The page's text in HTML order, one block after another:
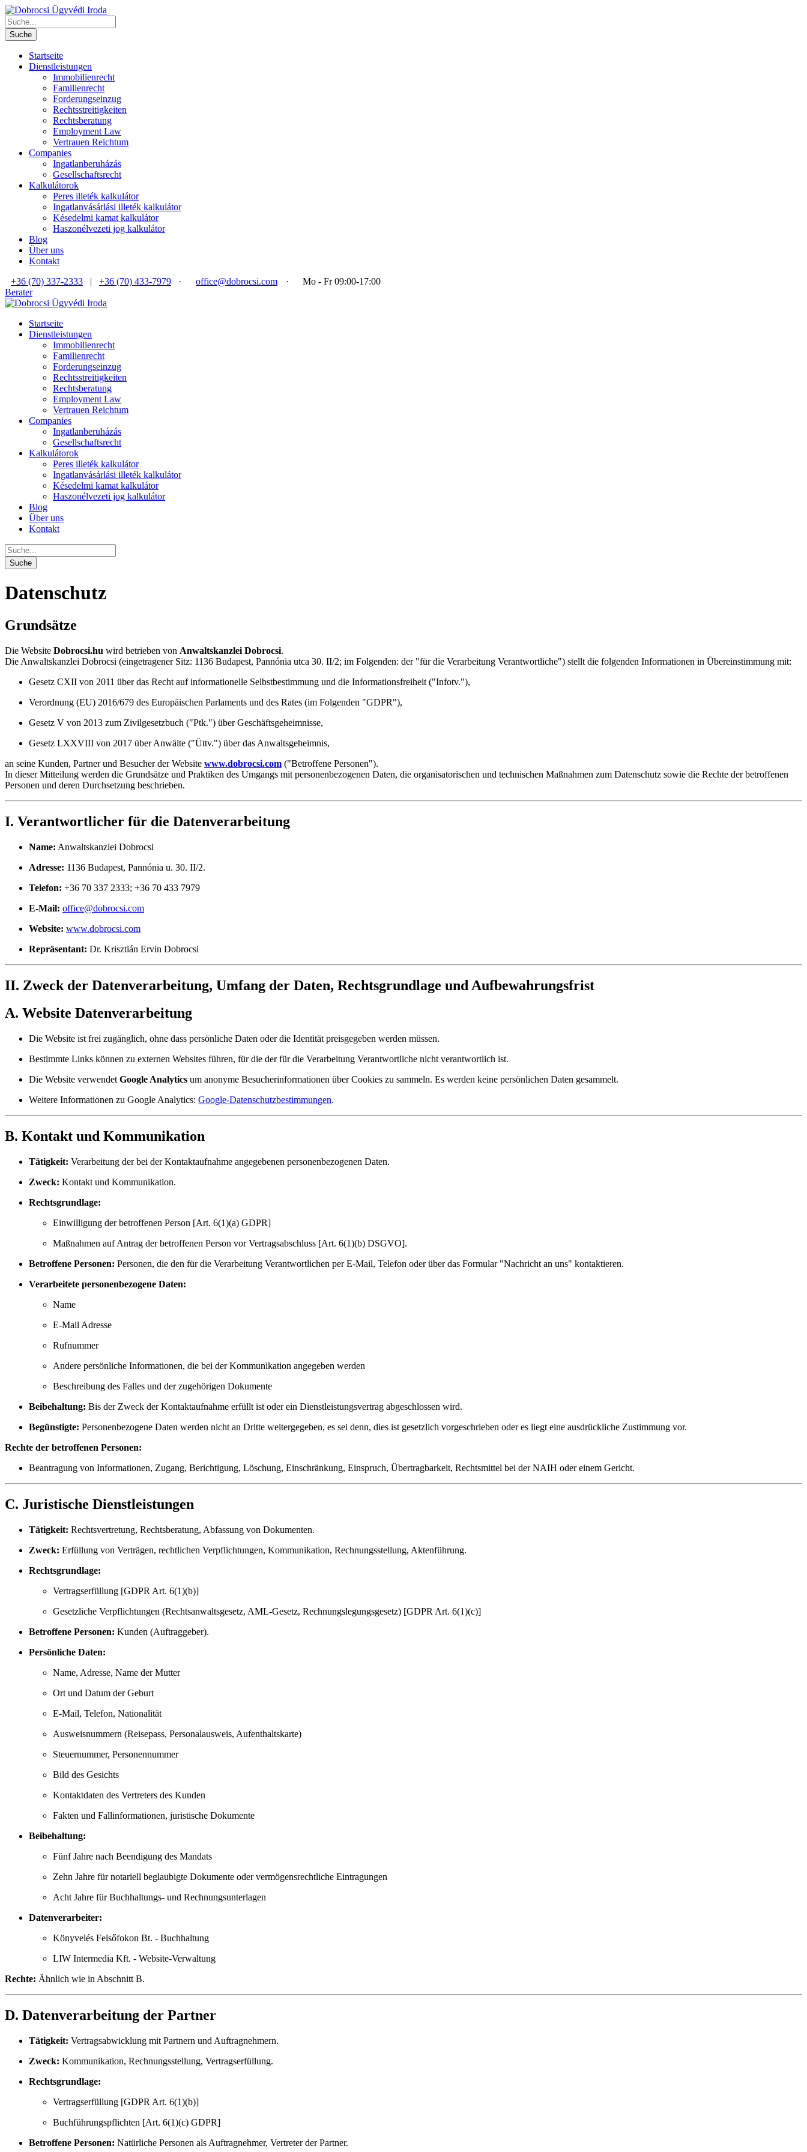
Startseite
Dienstleistungen
Immobilienrecht
Familienrecht
Forderungseinzug
Rechtsstreitigkeiten
Rechtsberatung
Employment Law
Vertrauen Reichtum
Companies
Ingatlanberuházás
Gesellschaftsrecht
Kalkulátorok
Peres illeték kalkulátor
Ingatlanvásárlási illeték kalkulátor
Késedelmi kamat kalkulátor
Haszonélvezeti jog kalkulátor
Blog
Über uns
Kontakt
+36 (70) 337-2333
| +36 (70) 433-7979 · office@dobrocsi.com ·
Mo - Fr 09:00-17:00
Berater
Startseite
Dienstleistungen
Immobilienrecht
Familienrecht
Forderungseinzug
Rechtsstreitigkeiten
Rechtsberatung
Employment Law
Vertrauen Reichtum
Companies
Ingatlanberuházás
Gesellschaftsrecht
Kalkulátorok
Peres illeték kalkulátor
Ingatlanvásárlási illeték kalkulátor
Késedelmi kamat kalkulátor
Haszonélvezeti jog kalkulátor
Blog
Über uns
Kontakt
Datenschutz
Grundsätze
Die Website Dobrocsi.hu wird betrieben von Anwaltskanzlei Dobrocsi.
Die Anwaltskanzlei Dobrocsi (eingetragener Sitz: 1136 Budapest, Pannónia utca 30. II/2; im Folgenden: der "für die Verarbeitung Verantwortliche") stellt die folgenden Informationen in Übereinstimmung mit:
Gesetz CXII von 2011 über das Recht auf informationelle Selbstbestimmung und die Informationsfreiheit ("Infotv."),
Verordnung (EU) 2016/679 des Europäischen Parlaments und des Rates (im Folgenden "GDPR"),
Gesetz V von 2013 zum Zivilgesetzbuch ("Ptk.") über Geschäftsgeheimnisse,
Gesetz LXXVIII von 2017 über Anwälte ("Üttv.") über das Anwaltsgeheimnis,
an seine Kunden, Partner und Besucher der Website www.dobrocsi.com ("Betroffene Personen").
In dieser Mitteilung werden die Grundsätze und Praktiken des Umgangs mit personenbezogenen Daten, die organisatorischen und technischen Maßnahmen zum Datenschutz sowie die Rechte der betroffenen
Personen und deren Durchsetzung beschrieben.
I. Verantwortlicher für die Datenverarbeitung
Name: Anwaltskanzlei Dobrocsi
Adresse: 1136 Budapest, Pannónia u. 30. II/2.
Telefon: +36 70 337 2333; +36 70 433 7979
E-Mail: office@dobrocsi.com
Website: www.dobrocsi.com
Repräsentant: Dr. Krisztián Ervin Dobrocsi
II. Zweck der Datenverarbeitung, Umfang der Daten, Rechtsgrundlage und Aufbewahrungsfrist
A. Website Datenverarbeitung
Die Website ist frei zugänglich, ohne dass persönliche Daten oder die Identität preisgegeben werden müssen.
Bestimmte Links können zu externen Websites führen, für die der für die Verarbeitung Verantwortliche nicht verantwortlich ist.
Die Website verwendet Google Analytics um anonyme Besucherinformationen über Cookies zu sammeln. Es werden keine persönlichen Daten gesammelt.
Weitere Informationen zu Google Analytics: Google-Datenschutzbestimmungen.
B. Kontakt und Kommunikation
Tätigkeit: Verarbeitung der bei der Kontaktaufnahme angegebenen personenbezogenen Daten.
Zweck: Kontakt und Kommunikation.
Rechtsgrundlage:
Einwilligung der betroffenen Person [Art. 6(1)(a) GDPR]
Maßnahmen auf Antrag der betroffenen Person vor Vertragsabschluss [Art. 6(1)(b) DSGVO].
Betroffene Personen: Personen, die den für die Verarbeitung Verantwortlichen per E-Mail, Telefon oder über das Formular "Nachricht an uns" kontaktieren.
Verarbeitete personenbezogene Daten:
Name
E-Mail Adresse
Rufnummer
Andere persönliche Informationen, die bei der Kommunikation angegeben werden
Beschreibung des Falles und der zugehörigen Dokumente
Beibehaltung: Bis der Zweck der Kontaktaufnahme erfüllt ist oder ein Dienstleistungsvertrag abgeschlossen wird.
Begünstigte: Personenbezogene Daten werden nicht an Dritte weitergegeben, es sei denn, dies ist gesetzlich vorgeschrieben oder es liegt eine ausdrückliche Zustimmung vor.
Rechte der betroffenen Personen:
Beantragung von Informationen, Zugang, Berichtigung, Löschung, Einschränkung, Einspruch, Übertragbarkeit, Rechtsmittel bei der NAIH oder einem Gericht.
C. Juristische Dienstleistungen
Tätigkeit: Rechtsvertretung, Rechtsberatung, Abfassung von Dokumenten.
Zweck: Erfüllung von Verträgen, rechtlichen Verpflichtungen, Kommunikation, Rechnungsstellung, Aktenführung.
Rechtsgrundlage:
Vertragserfüllung [GDPR Art. 6(1)(b)]
Gesetzliche Verpflichtungen (Rechtsanwaltsgesetz, AML-Gesetz, Rechnungslegungsgesetz) [GDPR Art. 6(1)(c)]
Betroffene Personen: Kunden (Auftraggeber).
Persönliche Daten:
Name, Adresse, Name der Mutter
Ort und Datum der Geburt
E-Mail, Telefon, Nationalität
Ausweisnummern (Reisepass, Personalausweis, Aufenthaltskarte)
Steuernummer, Personennummer
Bild des Gesichts
Kontaktdaten des Vertreters des Kunden
Fakten und Fallinformationen, juristische Dokumente
Beibehaltung:
Fünf Jahre nach Beendigung des Mandats
Zehn Jahre für notariell beglaubigte Dokumente oder vermögensrechtliche Eintragungen
Acht Jahre für Buchhaltungs- und Rechnungsunterlagen
Datenverarbeiter:
Könyvelés Felsőfokon Bt. - Buchhaltung
LIW Intermedia Kft. - Website-Verwaltung
Rechte: Ähnlich wie in Abschnitt B.
D. Datenverarbeitung der Partner
Tätigkeit: Vertragsabwicklung mit Partnern und Auftragnehmern.
Zweck: Kommunikation, Rechnungsstellung, Vertragserfüllung.
Rechtsgrundlage:
Vertragserfüllung [GDPR Art. 6(1)(b)]
Buchführungspflichten [Art. 6(1)(c) GDPR]
Betroffene Personen: Natürliche Personen als Auftragnehmer, Vertreter der Partner.